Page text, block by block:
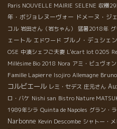
Paris NOUVELLE MAIRIE SELENE 収穫
年・ボジョレヌーヴォー ドメーヌ・ジ
コル 岩田さん（岩ちゃん） 猛暑2018年
ェートル エドワード ブルノ・デュシェ
OSE 中湊シェフご夫妻 L'écart lot 0205
Millésime Bio 2018 Nora アミ・ビュヴォン
Famille Lapierre Isojiro Allemagne
コルビエール レミ・セデス 庄元さん
ロ・バケ Nishi san Bistro Nature
1989年シラ Quinta de Napoles グラン・
Narbonne Kevin Descombe シャトー・